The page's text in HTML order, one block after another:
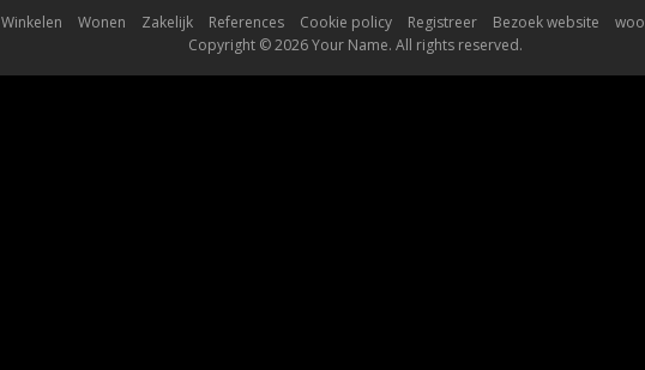
Winkelen Wonen Zakelijk References Cookie policy Registreer Bezoek website
Copyright © 2026 Your Name. All rights reserved.